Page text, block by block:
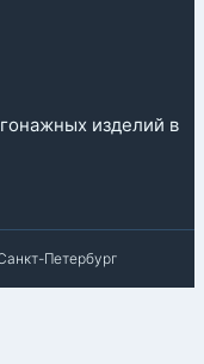
изделий в
Петербург